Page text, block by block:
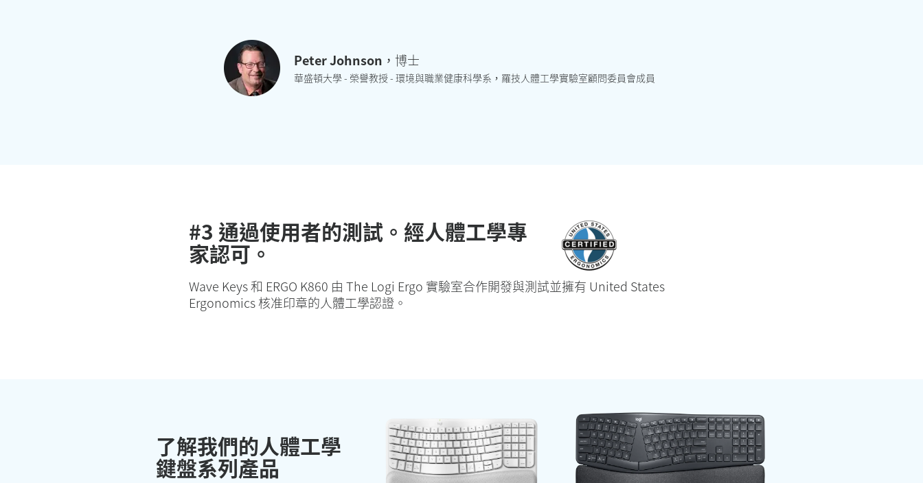
Peter Johnson ，博士
華盛頓大學 - 榮譽教授 - 環境與職業健康科學系，羅技人體工學實驗室顧問委員會成員
#3 通過使用者的測試。經人體工學專
家認可。
Wave Keys 和 ERGO K860 由 The Logi Ergo 實驗室合作開發與測試並擁有 United States
Ergonomics 核准印章的人體工學認證。
了解我們的人體工學
鍵盤系列產品